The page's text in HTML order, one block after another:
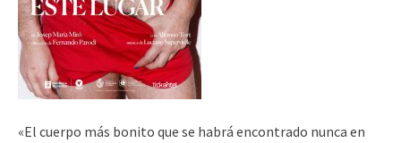
«El cuerpo más bonito que se habrá encontrado nunca en